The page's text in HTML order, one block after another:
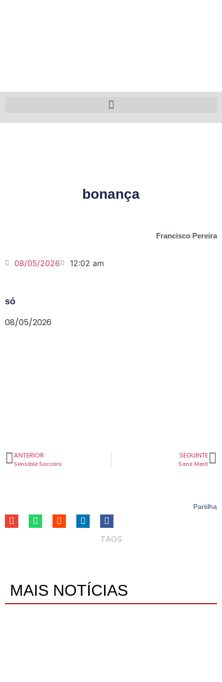
bonança
Francisco Pereira
08/05/2026 12:02 am
só
08/05/2026
ANTERIOR
Sensible Soccers
SEGUINTE
Sans Merit
Partilha
TAGS
MAIS NOTÍCIAS